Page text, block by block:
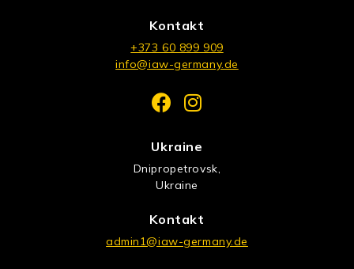
Kontakt
+373 60 899 909
info@iaw-germany.de
Ukraine
Dnipropetrovsk,
Ukraine
Kontakt
admin1@iaw-germany.de